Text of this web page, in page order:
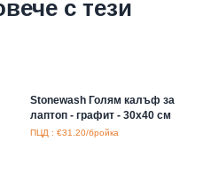
с тези
Stonewash Голям калъф за
лаптоп - графит - 30x40 см
ПЦД : €31.20/бройка